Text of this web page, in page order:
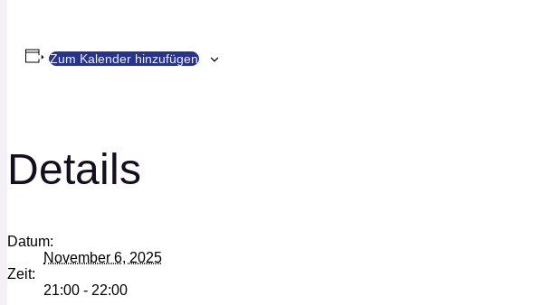
Zum Kalender hinzufügen
Details
Datum:
November 6, 2025
Zeit:
21:00 - 22:00